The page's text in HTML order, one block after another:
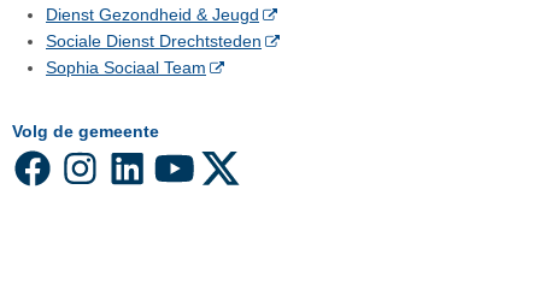
Dienst Gezondheid & Jeugd
Sociale Dienst Drechtsteden
Sophia Sociaal Team
Volg de gemeente